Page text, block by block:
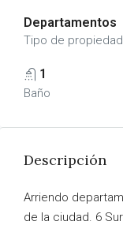
Departamentos
Tipo de propiedad
1
Baño
Descripción
Arriendo
de la ciudad. 6